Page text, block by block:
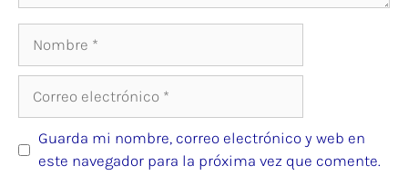
Guarda mi nombre, correo electrónico y web en
este navegador para la próxima vez que comente.